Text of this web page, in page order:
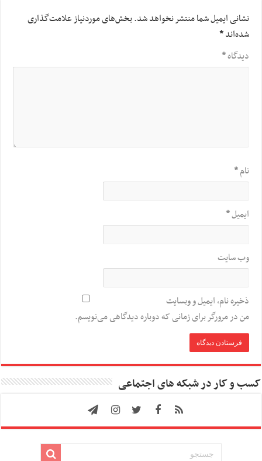
نشانی ایمیل شما منتشر نخواهد شد.بخش‌های موردنیاز علامت‌گذاری
شده‌اند*
دیدگاه*
نام*
ایمیل*
وب‌ سایت
ذخیره نام، ایمیل و وبسایت
من در مرورگر برای زمانی که دوباره دیدگاهی می‌نویسم.
کسب و کار در شبکه های اجتماعی